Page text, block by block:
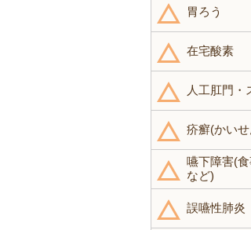
胃ろう
在宅酸素
人工肛門・
疥癬(かい
嚥下障害(
など)
誤嚥性肺炎